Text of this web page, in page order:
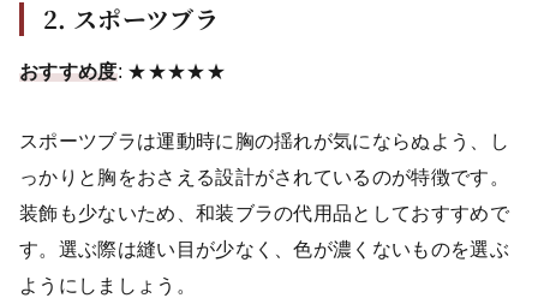
2. スポーツブラ
おすすめ度: ★★★★★
スポーツブラは運動時に胸の揺れが気にならぬよう、し
っかりと胸をおさえる設計がされているのが特徴です。
装飾も少ないため、和装ブラの代用品としておすすめで
す。選ぶ際は縫い目が少なく、色が濃くないものを選ぶ
ようにしましょう。